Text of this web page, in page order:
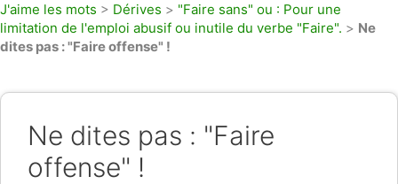
J'aime les mots > Dérives > "Faire sans" ou : Pour une
limitation de l'emploi abusif ou inutile du verbe "Faire". > Ne
dites pas : "Faire offense" !
Ne dites pas : "Faire
offense" !